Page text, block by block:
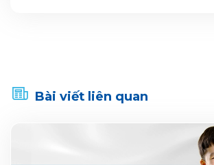
Bài viết liên quan